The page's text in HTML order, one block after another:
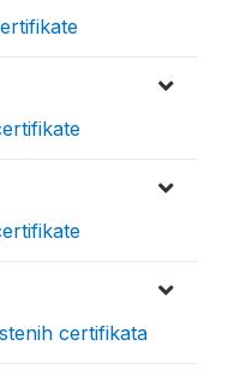
certifikata